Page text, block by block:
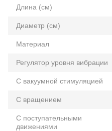
Длина (см)
Диаметр (см)
Материал
Регулятор уровня вибрации
С вакуумной стимуляцией
С вращением
С поступательными
движениями